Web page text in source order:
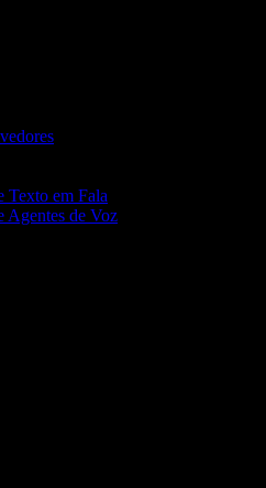
Texto em Fala
Agentes de Voz